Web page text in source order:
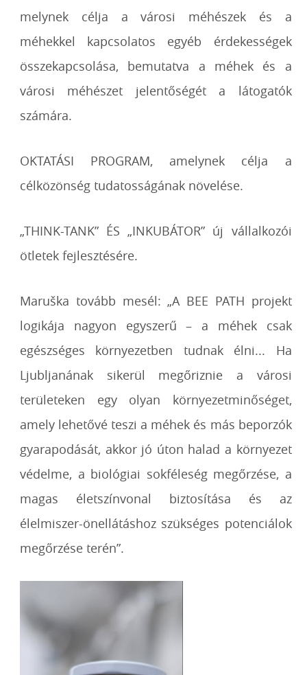
melynek célja a városi méhészek és a
méhekkel kapcsolatos egyéb érdekességek
összekapcsolása, bemutatva a méhek és a
városi méhészet jelentőségét a látogatók
számára.
OKTATÁSI PROGRAM, amelynek célja a
célközönség tudatosságának növelése.
„THINK-TANK” ÉS „INKUBÁTOR” új vállalkozói
ötletek fejlesztésére.
Maruška tovább mesél: „A BEE PATH projekt
logikája nagyon egyszerű – a méhek csak
egészséges környezetben tudnak élni... Ha
Ljubljanának sikerül megőriznie a városi
területeken egy olyan környezetminőséget,
amely lehetővé teszi a méhek és más beporzók
gyarapodását, akkor jó úton halad a környezet
védelme, a biológiai sokféleség megőrzése, a
magas életszínvonal biztosítása és az
élelmiszer-önellátáshoz szükséges potenciálok
megőrzése terén”.